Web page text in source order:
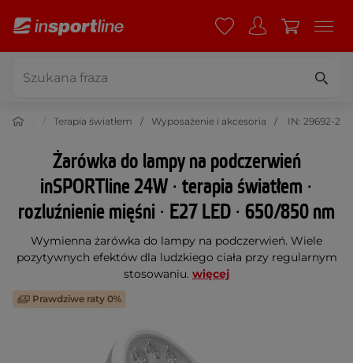
Terapia światłem Wyposażenie i akcesoria IN: 29692-2
Żarówka do lampy na podczerwień
inSPORTline 24W ∙ terapia światłem ∙
rozluźnienie mięśni ∙ E27 LED ∙ 650/850 nm
Wymienna żarówka do lampy na podczerwień. Wiele
pozytywnych efektów dla ludzkiego ciała przy regularnym
stosowaniu. więcej
Prawdziwe raty 0%